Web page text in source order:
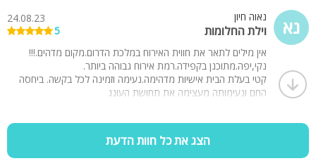
נא נאוה חיון
וילת החלומות
24.08.23
5
אין מילים לתאר את חווית האירוח במלכת הדרום.מקום מדהים.!!!
נקי,יפה.מתוכנן בקפידה.רמת אירוח גבוהה ביותר.
קטי בעלת הבית אישיות מדהימה.נעימה וזמינה לכל בקשה. ביחסה
החם ונעימותה מעצימה את תחושת העונג
הצג את כל חוות הדעת